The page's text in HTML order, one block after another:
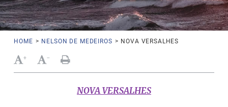
HOME > NELSON DE MEDEIROS > NOVA VERSALHES
+ -
NOVA VERSALHES